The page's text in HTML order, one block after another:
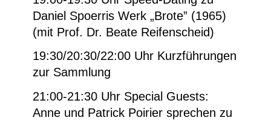
Daniel Spoerris Werk „Brote” (1965)
(mit Prof. Dr. Beate Reifenscheid)
19:30/20:30/22:00 Uhr Kurzführungen
zur Sammlung
21:00-21:30 Uhr Special Guests:
Anne und Patrick Poirier sprechen zu